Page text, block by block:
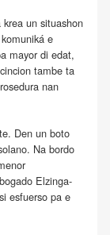
un situashon
e
mayor di edat,
tambe ta
nan
Den un boto
Na bordo
Elzinga-
esfuerso pa e